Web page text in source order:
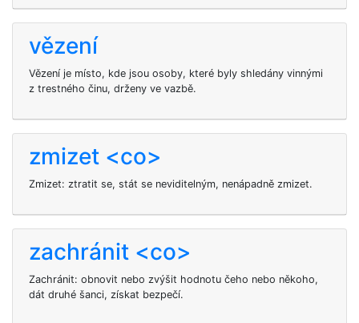
vězení
Vězení je místo, kde jsou osoby, které byly shledány vinnými
z trestného činu, drženy ve vazbě.
zmizet <co>
Zmizet: ztratit se, stát se neviditelným, nenápadně zmizet.
zachránit <co>
Zachránit: obnovit nebo zvýšit hodnotu čeho nebo někoho,
dát druhé šanci, získat bezpečí.